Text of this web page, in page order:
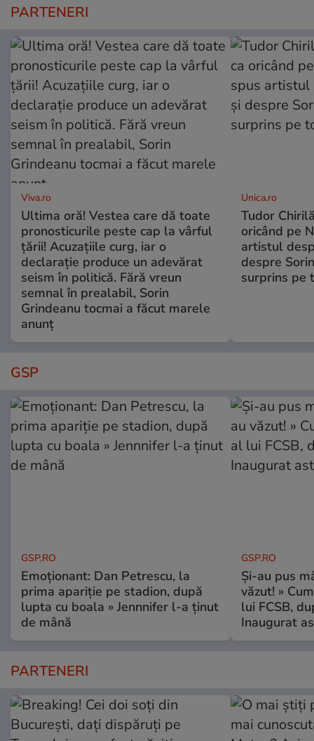
PARTENERI
Viva.ro
Ultima oră! Vestea care dă toate
pronosticurile peste cap la vârful
țării! Acuzațiile curg, iar o
declarație produce un adevărat
seism în politică. Fără vreun
semnal în prealabil, Sorin
Grindeanu tocmai a făcut marele
anunț
Unica.ro
Tudor
oricând pe
artistul
despre
surprins pe
GSP
GSP.RO
Emoționant: Dan Petrescu, la
prima apariție pe stadion, după
lupta cu boala » Jennnifer l-a ținut
de mână
GSP.RO
Și-au pus
văzut! »
lui FCSB,
Inaugurat
PARTENERI